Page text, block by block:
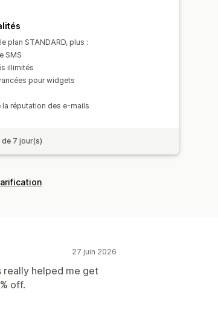
Géolocalisation
et conseils
plan STANDARD, plus :
SMS
illimités
pour widgets
la réputation des e-mails
7 jour(s)
27 juin 2026
really helped me get
off.